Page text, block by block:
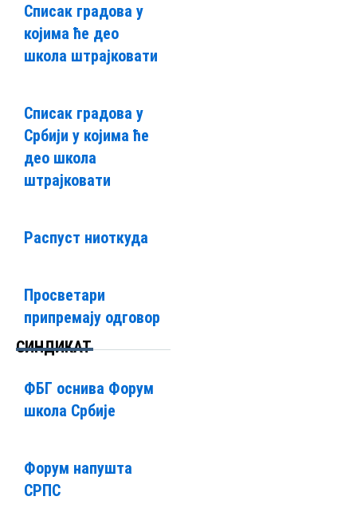
Списак градова у
којима ће део
школа штрајковати
Списак градова у
Србији у којима ће
део школа
штрајковати
Распуст ниоткуда
Просветари
припремају одговор
СИНДИКАТ
ФБГ оснива Форум
школа Србије
Форум напушта
СРПС